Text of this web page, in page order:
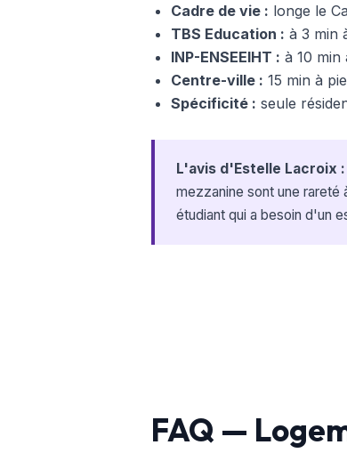
Cadre de vie : longe le
TBS Education : à 3 min
INP-ENSEEIHT : à 10 min
Centre-ville : 15 min à
Spécificité : seule
L'avis d'Estelle Lacroix :
mezzanine sont une rareté
étudiant qui a besoin d'un
FAQ —